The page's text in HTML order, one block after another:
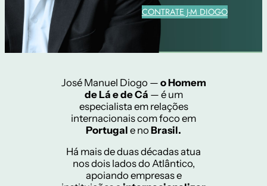
CONTRATE J-M DIOGO
José Manuel Diogo — o Homem
de Lá e de Cá — é um
especialista em relações
internacionais com foco em
Portugal e no Brasil.
Há mais de duas décadas atua
nos dois lados do Atlântico,
apoiando empresas e